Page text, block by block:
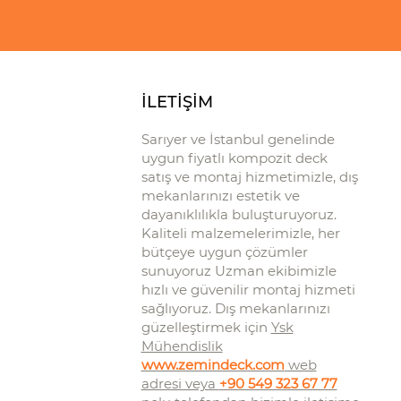
İLETİŞİM
Sarıyer ve İstanbul genelinde
uygun fiyatlı kompozit deck
satış ve montaj hizmetimizle, dış
mekanlarınızı estetik ve
dayanıklılıkla buluşturuyoruz.
Kaliteli malzemelerimizle, her
bütçeye uygun çözümler
sunuyoruz Uzman ekibimizle
hızlı ve güvenilir montaj hizmeti
sağlıyoruz. Dış mekanlarınızı
güzelleştirmek için Ysk
Mühendislik
www.zemindeck.comweb
adresi veya +90 549 323 67 77